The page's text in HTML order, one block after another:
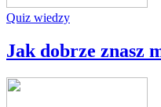
Quiz wiedzy
Jak dobrze znasz